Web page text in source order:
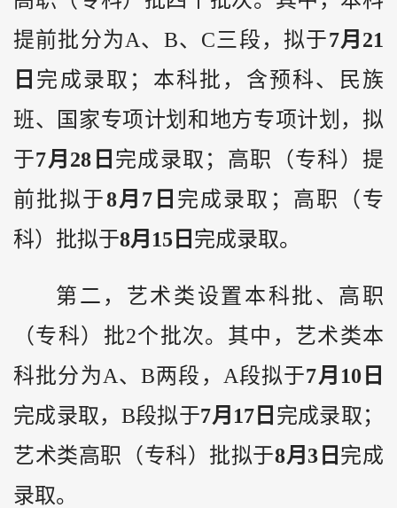
提前批分为A、B、C三段，拟于7月21
日 完成录取；本科批，含预科、民族
班、国家专项计划和地方专项计划，拟
于7月28日 完成录取；高职（专科）提
前批拟于8月7日 完成录取；高职（专
科）批拟于8月15日 完成录取。
第二，艺术类设置本科批、高职
（专科）批2个批次。其中，艺术类本
科批分为A、B两段，A段拟于7月10日
完成录取，B段拟于7月17日 完成录取；
艺术类高职（专科）批拟于8月3日 完成
录取。